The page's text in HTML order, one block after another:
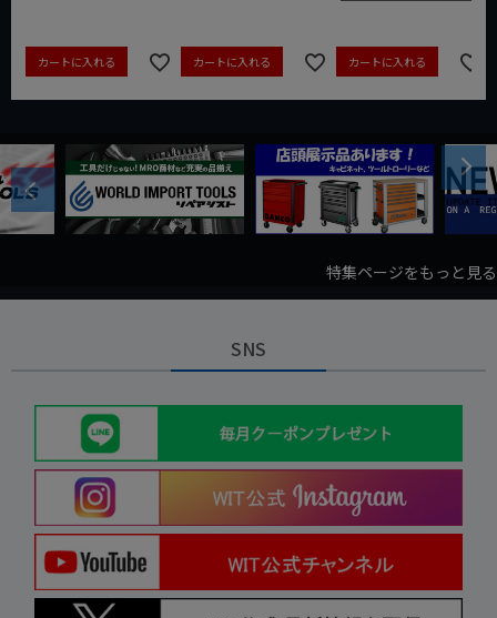
カートに入れる カートに入れる カートに入れる
Previous
Next
特集ページをもっと見る
SNS